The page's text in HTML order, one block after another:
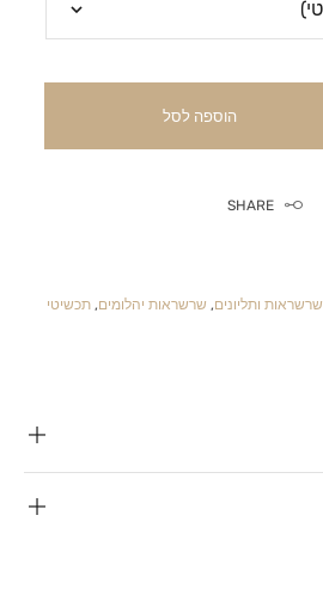
הוספה לסל
SHARE
שרשראות ותליונים, שרשראות יהלומים,תכשיטי